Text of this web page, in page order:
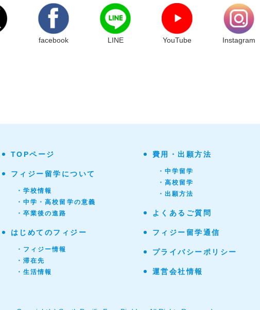
facebook LINE YouTube Instagram
TOPページ
フィジー留学について
・学校情報
・中学・高校留学の意義
・卒業後の進路
はじめてのフィジー
・フィジー情報
・滞在先
・生活情報
費用・出願方法
・中学留学
・高校留学
・出願方法
よくあるご質問
フィジー留学通信
プライバシーポリシー
運営会社情報